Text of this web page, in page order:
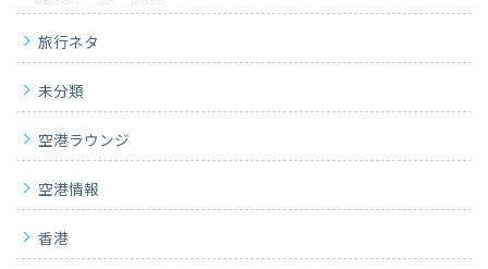
旅行ネタ
未分類
空港ラウンジ
空港情報
香港